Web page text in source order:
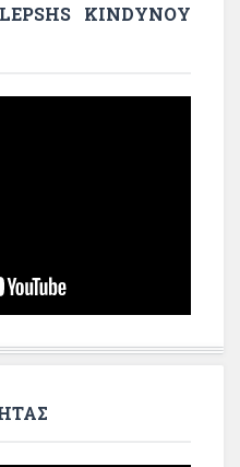
KINDYNOY